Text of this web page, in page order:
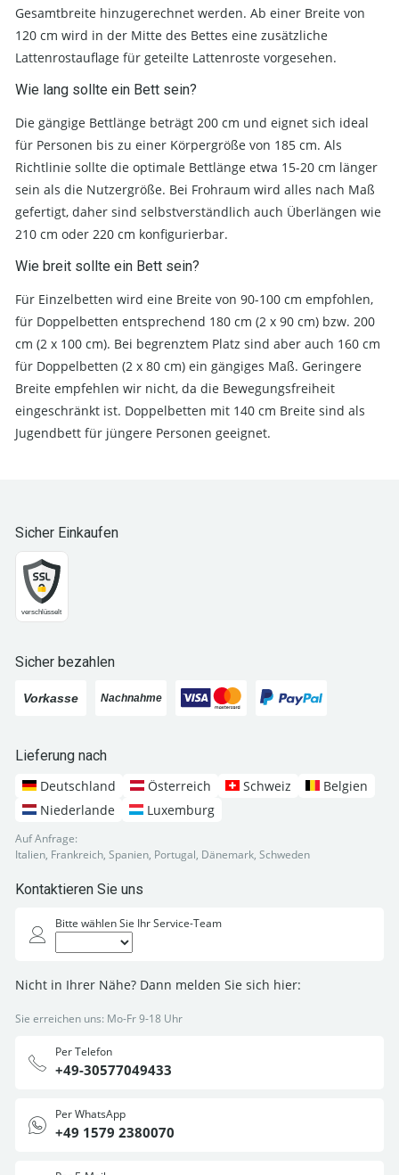
Gesamtbreite hinzugerechnet werden. Ab einer Breite von
120 cm wird in der Mitte des Bettes eine zusätzliche
Lattenrostauflage für geteilte Lattenroste vorgesehen.
Wie lang sollte ein Bett sein?
Die gängige Bettlänge beträgt 200 cm und eignet sich ideal
für Personen bis zu einer Körpergröße von 185 cm. Als
Richtlinie sollte die optimale Bettlänge etwa 15-20 cm länger
sein als die Nutzergröße. Bei Frohraum wird alles nach Maß
gefertigt, daher sind selbstverständlich auch Überlängen wie
210 cm oder 220 cm konfigurierbar.
Wie breit sollte ein Bett sein?
Für Einzelbetten wird eine Breite von 90-100 cm empfohlen,
für Doppelbetten entsprechend 180 cm (2 x 90 cm) bzw. 200
cm (2 x 100 cm). Bei begrenztem Platz sind aber auch 160 cm
für Doppelbetten (2 x 80 cm) ein gängiges Maß. Geringere
Breite empfehlen wir nicht, da die Bewegungsfreiheit
eingeschränkt ist. Doppelbetten mit 140 cm Breite sind als
Jugendbett für jüngere Personen geeignet.
Sicher Einkaufen
Sicher bezahlen
Lieferung nach
Deutschland
Österreich Schweiz
Belgien
Niederlande
Luxemburg
Auf Anfrage:
Italien, Frankreich, Spanien, Portugal, Dänemark, Schweden
Kontaktieren Sie uns
Bitte wählen Sie Ihr Service-Team
Nicht in Ihrer Nähe? Dann melden Sie sich hier:
Sie erreichen uns: Mo-Fr 9-18 Uhr
Per Telefon
+49-30577049433
Per WhatsApp
+49 1579 2380070